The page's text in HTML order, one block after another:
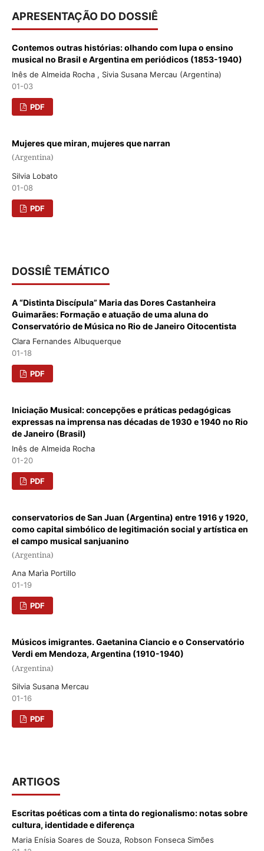
APRESENTAÇÃO DO DOSSIÊ
Contemos outras histórias: olhando com lupa o ensino
musical no Brasil e Argentina em periódicos (1853-1940)
Inês de Almeida Rocha , Sivia Susana Mercau (Argentina)
01-03
PDF
Mujeres que miran, mujeres que narran
(Argentina)
Silvia Lobato
01-08
PDF
DOSSIÊ TEMÁTICO
A “Distinta Discípula” Maria das Dores Castanheira
Guimarães: Formação e atuação de uma aluna do
Conservatório de Música no Rio de Janeiro Oitocentista
Clara Fernandes Albuquerque
01-18
PDF
Iniciação Musical: concepções e práticas pedagógicas
expressas na imprensa nas décadas de 1930 e 1940 no Rio
de Janeiro (Brasil)
Inês de Almeida Rocha
01-20
PDF
conservatorios de San Juan (Argentina) entre 1916 y 1920,
como capital simbólico de legitimación social y artística en
el campo musical sanjuanino
(Argentina)
Ana Marìa Portillo
01-19
PDF
Músicos imigrantes. Gaetanina Ciancio e o Conservatório
Verdi em Mendoza, Argentina (1910-1940)
(Argentina)
Silvia Susana Mercau
01-16
PDF
ARTIGOS
Escritas poéticas com a tinta do regionalismo: notas sobre
cultura, identidade e diferença
Maria Enísia Soares de Souza, Robson Fonseca Simões